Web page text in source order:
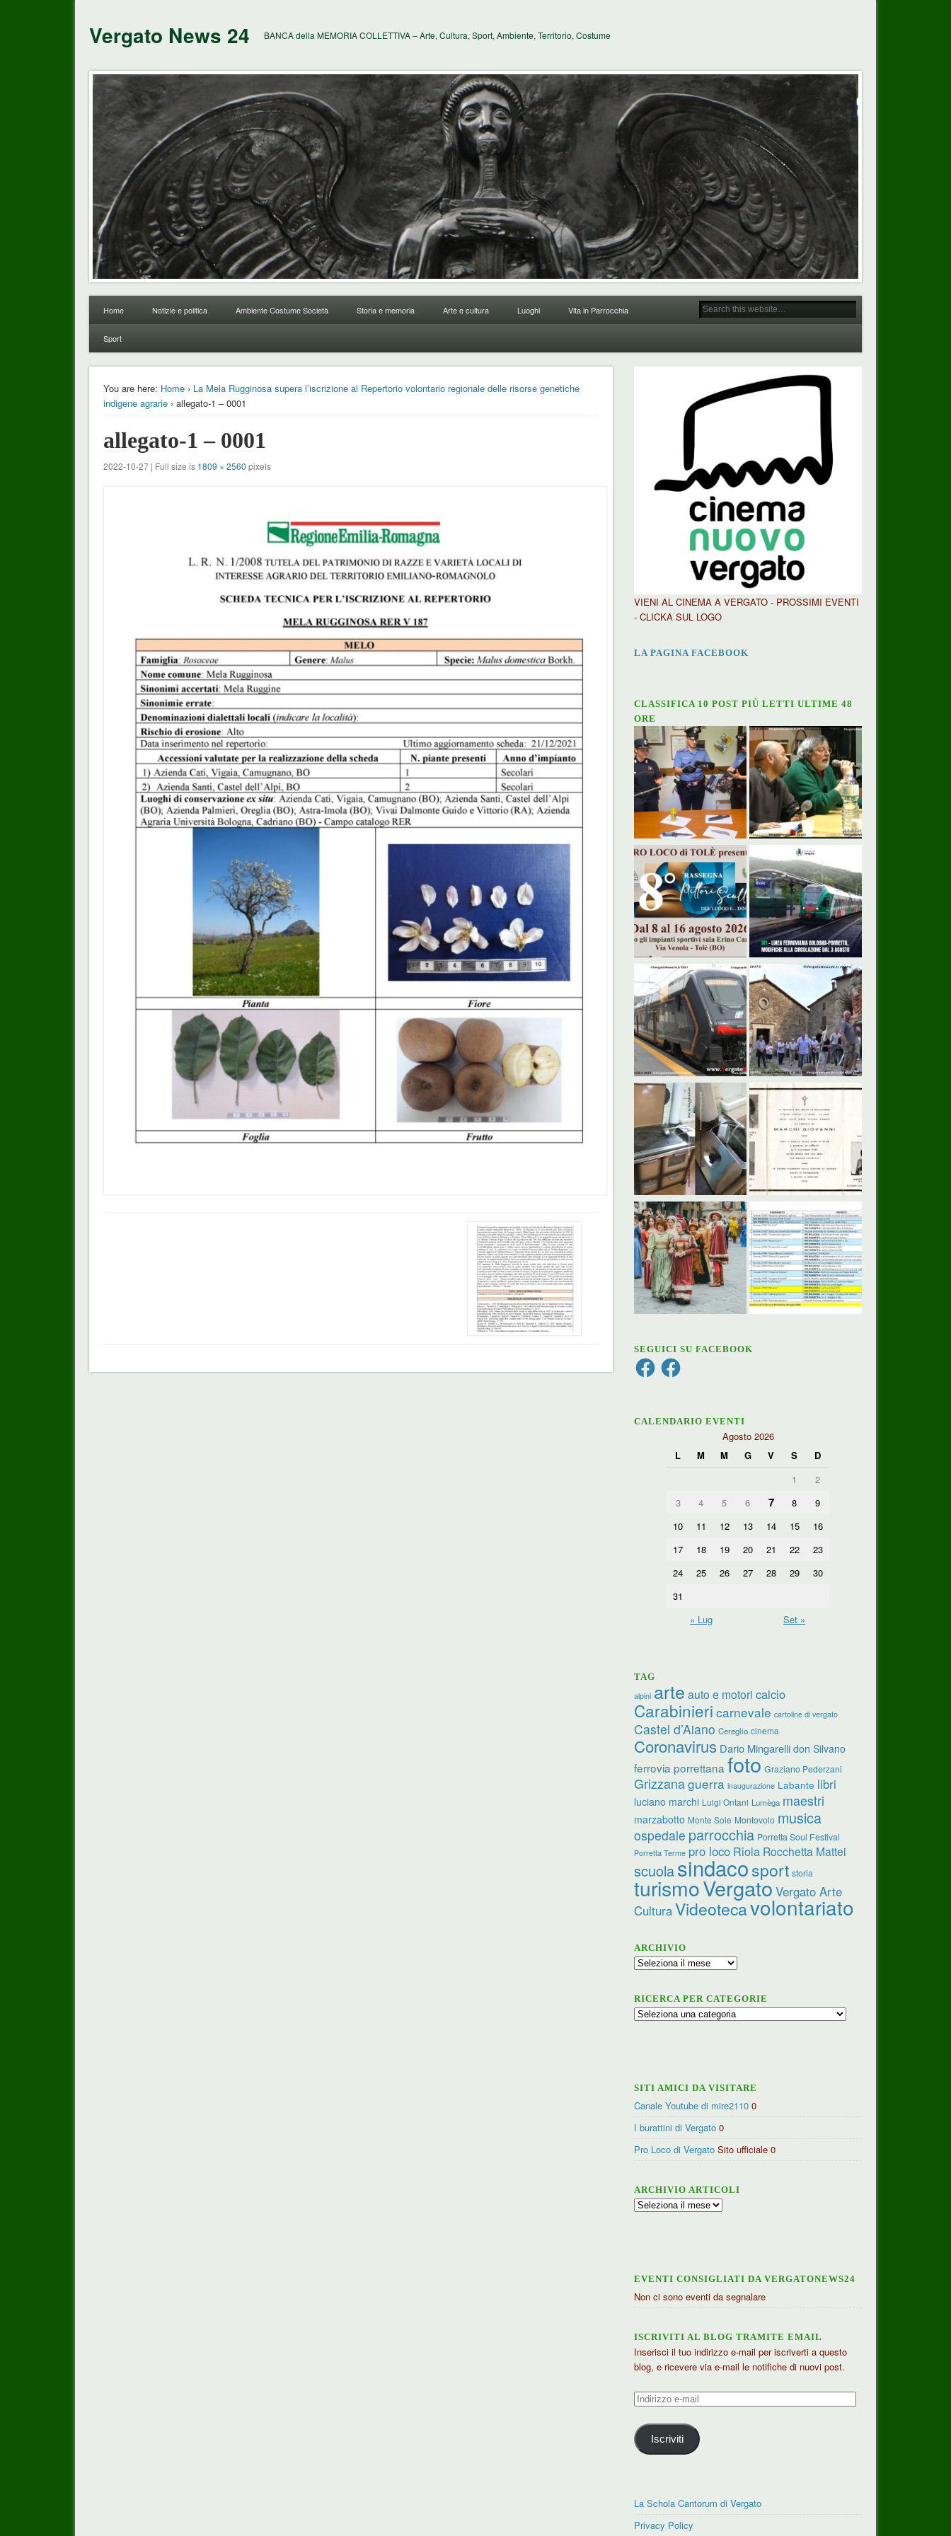
Vergato News 24 BANCA della MEMORIA COLLETTIVA – Arte, Cultura, Sport, Ambiente, Territorio, Costume
Home Notizie e politica Ambiente Costume Società Storia e memoria Arte e cultura Luoghi Vita in Parrocchia
Sport
You are here: Home› La Mela Rugginosa supera l’iscrizione al Repertorio volontario regionale delle risorse genetiche
indigene agrarie› allegato-1 – 0001
allegato-1 – 0001
2022-10-27 | Full size is 1809 × 2560 pixels
VIENI AL CINEMA A VERGATO - PROSSIMI EVENTI
- CLICKA SUL LOGO
LA PAGINA FACEBOOK
CLASSIFICA 10 POST PIÙ LETTI ULTIME 48
ORE
SEGUICI SU FACEBOOK
FacebookFacebook
CALENDARIO EVENTI
Agosto 2026
L
M M G V S
D
1
2
3
4 5 6 7 8
9
10
11 12 13 14 15
16
17
18 19 20 21 22
23
24
25 26 27 28 29
30
31
« Lug
Set »
TAG
alpini arte auto e motori calcio
Carabinieri carnevale cartoline di vergato
Castel d’Aiano Cereglio cinema
Coronavirus Dario Mingarelli don Silvano
ferrovia porrettana foto Graziano Pederzani
Grizzanaguerra inaugurazione Labante libri
luciano marchi Luigi Ontani Lumèga maestri
marzabotto Monte Sole Montovolo musica
ospedale parrocchia Porretta Soul Festival
Porretta Terme pro loco Riola Rocchetta Mattei
scuolasindacosport storia
turismoVergato Vergato Arte
CulturaVideotecavolontariato
ARCHIVIO
Archivio
RICERCA PER CATEGORIE
Ricerca
SITI AMICI DA VISITARE
Canale Youtube di mire2110 0
I burattini di Vergato 0
Pro Loco di Vergato Sito ufficiale 0
ARCHIVIO ARTICOLI
Archivio
EVENTI CONSIGLIATI DA VERGATONEWS24
Non ci sono eventi da segnalare
ISCRIVITI AL BLOG TRAMITE EMAIL
Inserisci il tuo indirizzo e-mail per iscriverti a questo
blog, e ricevere via e-mail le notifiche di nuovi post.
Indirizzo
mail
Iscriviti
La Schola Cantorum di Vergato
Privacy Policy